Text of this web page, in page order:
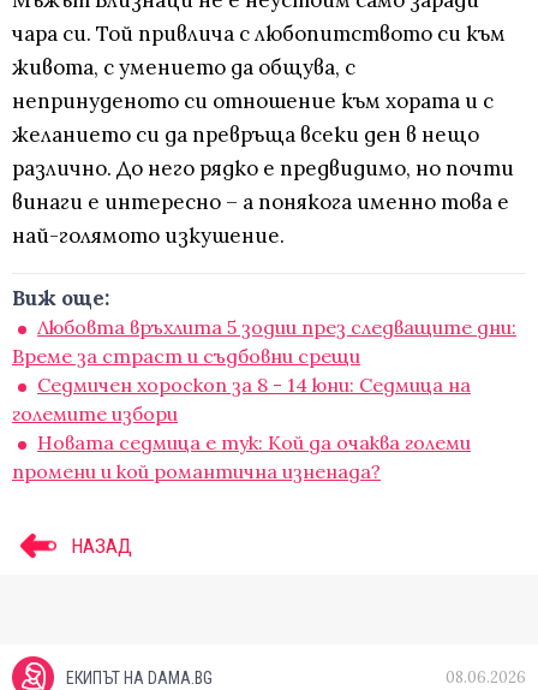
чара си. Той привлича с любопитството си към
живота, с умението да общува, с
непринуденото си отношение към хората и с
желанието си да превръща всеки ден в нещо
различно. До него рядко е предвидимо, но почти
винаги е интересно – а понякога именно това е
най-голямото изкушение.
Виж още:
Любовта връхлита 5 зодии през следващите дни:
Време за страст и съдбовни срещи
Седмичен хороскоп за 8 - 14 юни: Седмица на
големите избори
Новата седмица е тук: Кой да очаква големи
промени и кой романтична изненада?
НАЗАД
ЕКИПЪТ НА DAMA.BG 08.06.2026